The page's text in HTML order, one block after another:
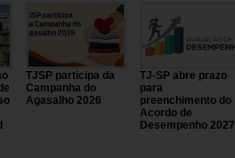
TJSP participa da
Campanha do
Agasalho 2026
TJ-SP abre prazo
para
preenchimento do
Acordo de
Desempenho 2027